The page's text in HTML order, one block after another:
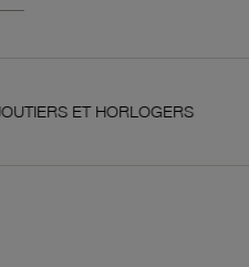
ET HORLOGERS